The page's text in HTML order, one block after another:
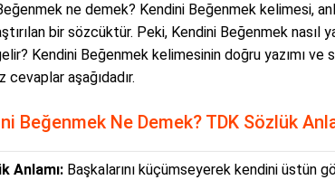
ne demek? Kendini Beğenmek kelimesi,
bir sözcüktür. Peki, Kendini Beğenmek nasıl
Kendini Beğenmek kelimesinin doğru yazımı ve
cevaplar aşağıdadır.
Beğenmek Ne Demek? TDK Sözlük
Anlamı: Başkalarını küçümseyerek kendini üstün